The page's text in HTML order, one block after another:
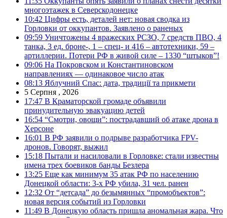
многоэтажек в Северскодонецке
10:42 Цифры есть, деталей нет: новая сводка из
Горловки от оккупантов. Заявлено о раненых
09:59 Уничтожены 4 вражеских РСЗО, 7 средств ПВО, 4
танка, 3 ед. броне-, 1 – спец- и 416 – автотехники, 59 –
артиллерии. Потери РФ в живой силе – 1330 “штыков”!
09:06 На Покровском и Константиновском
направлениях — одинаковое число атак
08:13 Яблучний Спас: дата, традиції та прикмети
5 Серпня , 2026
17:47 В Краматорской громаде объявили
принудительную эвакуацию детей
16:54 “Смотри, овощи”: пострадавший об атаке дрона в
Херсоне
16:01 В РФ заявили о подрыве разработчика FPV-
дронов. Говорят, выжил
15:18 Пытали и насиловали в Горловке: стали известны
имена трех боевиков банды Безлера
13:25 Еще как минимум 35 атак РФ по населению
Донецкой области: 3-х РФ убила, 31 чел. ранен
12:32 От “детсада” до безымянных “промобъектов”:
новая версия событий из Горловки
11:49 В Донецкую область пришла аномальная жара. Что